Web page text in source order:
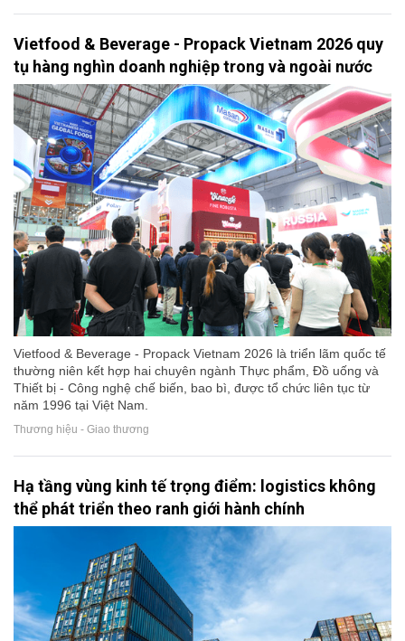
Vietfood & Beverage - Propack Vietnam 2026 quy
tụ hàng nghìn doanh nghiệp trong và ngoài nước
Vietfood & Beverage - Propack Vietnam 2026 là triển lãm quốc tế
thường niên kết hợp hai chuyên ngành Thực phẩm, Đồ uống và
Thiết bị - Công nghệ chế biến, bao bì, được tổ chức liên tục từ
năm 1996 tại Việt Nam.
Thương hiệu - Giao thương
Hạ tầng vùng kinh tế trọng điểm: logistics không
thể phát triển theo ranh giới hành chính